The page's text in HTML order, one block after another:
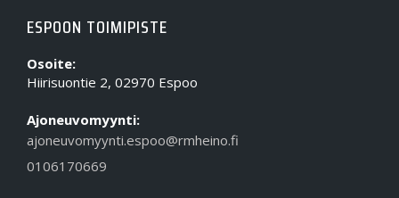
ESPOON TOIMIPISTE
Osoite:
Hiirisuontie 2, 02970 Espoo
Ajoneuvomyynti:
ajoneuvomyynti.espoo@rmheino.fi
0106170669